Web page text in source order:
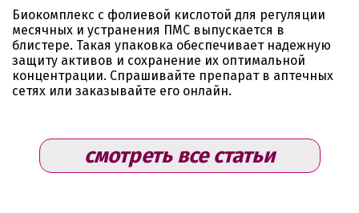
Биокомплекс с фолиевой кислотой для регуляции
месячных и устранения ПМС выпускается в
блистере. Такая упаковка обеспечивает надежную
защиту активов и сохранение их оптимальной
концентрации. Спрашивайте препарат в аптечных
сетях или заказывайте его онлайн.
смотреть все статьи